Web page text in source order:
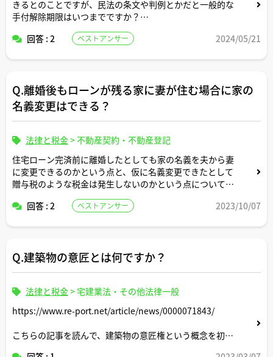
ら契約締結前の宅建士さんへの共有は望ましくない気がし
ていますがいかがでしょうか？
それとも、代行宅建士さん側からしたら、②③の運用だと
重説の中身も先に確認できないようであれば契約したくて
ちなみに、提供方法は、プラットフォーム内のチャット画
面のPDF添付機能を利用した提供を想定しています。
きるとのことですが、民法の条文や判例とかだと一般的な
手付解除期限はいつまでですか？
ご解説よろしくお願いします。
回答 : 2 ベストアンサー 2024/05/21
Q.離婚後もローンが残る家に妻が住む場合に家の
名義変更はできる？
法律と税金>不動産契約・不動産登記
住宅ローン完済前に離婚したとしても家の名義を夫から妻
に変更できるのかという点と、仮に名義変更できたとして
贈与税のような税金は発生しないのかという点について、
回答 : 2 ベストアンサー 2023/10/07
Q.建築物の意匠とは何ですか？
法律と税金>宅建業法・その他法律一般
https://www.re-port.net/article/news/0000071843/
こちらの記事を読んで、建築物の意匠権という概念を初め